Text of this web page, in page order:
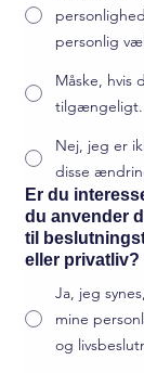
personlig
Måske, hvis
tilgængeligt.
Nej, jeg er
disse
Er du
du anvender
til
eller privatliv?
Ja, jeg
mine
og